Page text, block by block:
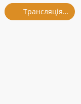
Трансляція із салону